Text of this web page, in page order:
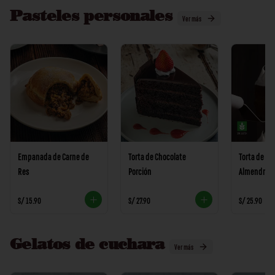
Pasteles personales Ver más
Empanada de Carne de
Res
S/ 15.90
Torta de Chocolate
Porción
S/ 27.90
Torta de
Almendras
S/ 25.90
Gelatos de cuchara Ver más